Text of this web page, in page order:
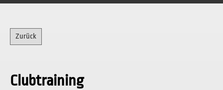
Zurück
Clubtraining